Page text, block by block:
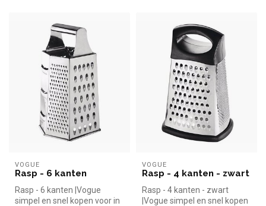
VOGUE
Rasp - 6 kanten
Rasp - 6 kanten |Vogue
simpel en snel kopen voor in
VOGUE
Rasp - 4 kanten - zwart
Rasp - 4 kanten - zwart
|Vogue simpel en snel kopen